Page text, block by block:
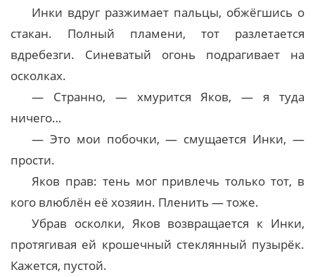
Инки вдруг разжимает пальцы, обжёгшись о
стакан. Полный пламени, тот разлетается
вдребезги. Синеватый огонь подрагивает на
осколках.
— Странно, — хмурится Яков, — я туда
ничего…
— Это мои побочки, — смущается Инки, —
прости.
Яков прав: тень мог привлечь только тот, в
кого влюблён её хозяин. Пленить — тоже.
Убрав осколки, Яков возвращается к Инки,
протягивая ей крошечный стеклянный пузырёк.
Кажется, пустой.